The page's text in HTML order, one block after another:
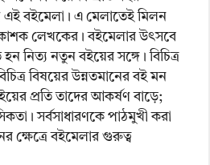
এই বইমেলা। এ মেলাতেই মিলন
লেখকের। বইমেলার উৎসবে
নিত্য নতুন বইয়ের সঙ্গে। বিচিত্র
বিষয়ের উন্নতমানের বই মন
প্রতি তাদের আকর্ষণ বাড়ে;
সর্বসাধারণকে পাঠমুখী করা
ক্ষেত্রে বইমেলার গুরুত্ব